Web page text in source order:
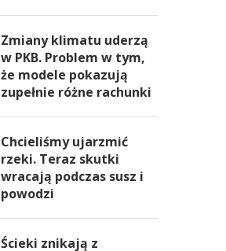
Zmiany klimatu uderzą
w PKB. Problem w tym,
że modele pokazują
zupełnie różne rachunki
Chcieliśmy ujarzmić
rzeki. Teraz skutki
wracają podczas susz i
powodzi
Ścieki znikają z